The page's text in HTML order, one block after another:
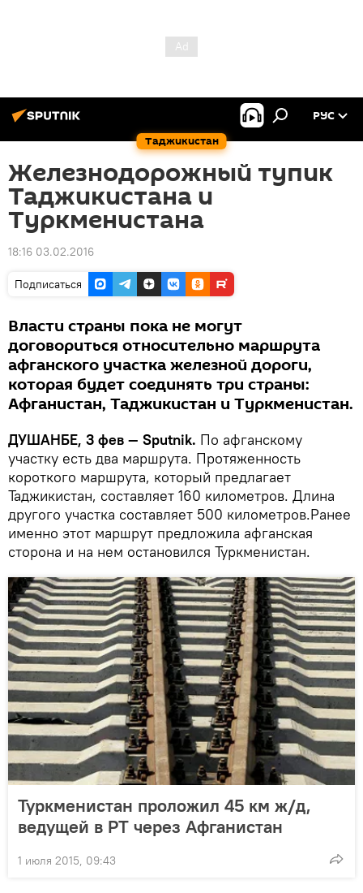
Таджикистан
РУС
Железнодорожный тупик
Таджикистана и
Туркменистана
18:16 03.02.2016
Подписаться
Власти страны пока не могут
договориться относительно маршрута
афганского участка железной дороги,
которая будет соединять три страны:
Афганистан, Таджикистан и Туркменистан.
ДУШАНБЕ, 3 фев — Sputnik. По афганскому
участку есть два маршрута. Протяженность
короткого маршрута, который предлагает
Таджикистан, составляет 160 километров. Длина
другого участка составляет 500 километров.Ранее
именно этот маршрут предложила афганская
сторона и на нем остановился Туркменистан.
Туркменистан проложил 45 км ж/д,
ведущей в РТ через Афганистан
1 июля 2015, 09:43